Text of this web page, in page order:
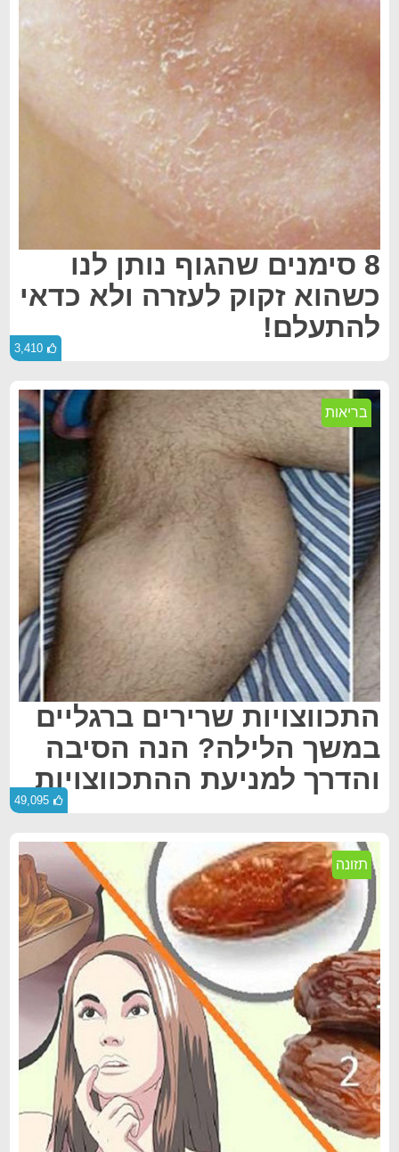
8 סימנים שהגוף נותן לנו
כשהוא זקוק לעזרה ולא כדאי
להתעלם!
3,410
בריאות
התכווצויות שרירים ברגליים
במשך הלילה? הנה הסיבה
והדרך למניעת ההתכווצויות
49,095
תזונה